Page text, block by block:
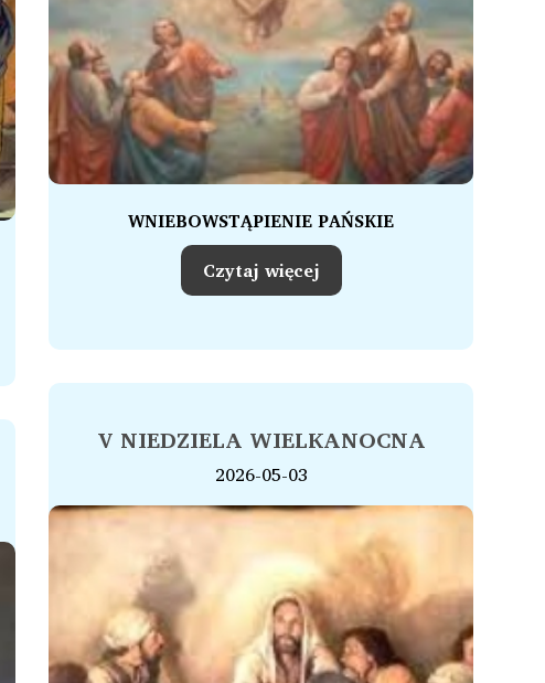
WNIEBOWSTĄPIENIE PAŃSKIE
Czytaj więcej
V NIEDZIELA WIELKANOCNA
2026-05-03